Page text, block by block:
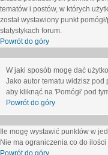
tematów i postów, w których
został wystawiony punkt
statystykach forum.
Powrót do góry
W jaki sposób mogę dać
Jako autor tematu widzisz pod
aby kliknąć na 'Pomógł' pod
Powrót do góry
Ile mogę wystawić punktów w
Nie ma ograniczenia co do
Powrót do góry